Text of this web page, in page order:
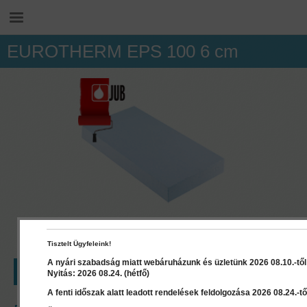
EUROTHERM EPS 100 6 cm
LEÍRÁS RÉSZLETEK
Tisztelt Ügyfeleink!
A nyári szabadság miatt webáruházunk és üzletünk 2026 08.10.-
Nyitás: 2026 08.24. (hétfő)
A fenti időszak alatt leadott rendelések feldolgozása 2026 08.24.-